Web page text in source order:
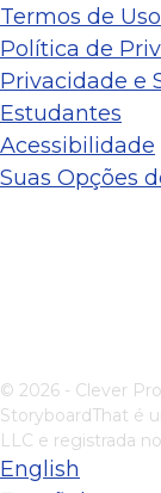
Termos de Uso
Política de
Privacidade e
Estudantes
Acessibilidade
Suas Opções
© 2026 - Clever
StoryboardThat é
LLC e registrada
English